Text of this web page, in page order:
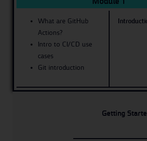
What are GitHub
Actions?
Intro to CI/CD use
cases
Git introduction
Getting